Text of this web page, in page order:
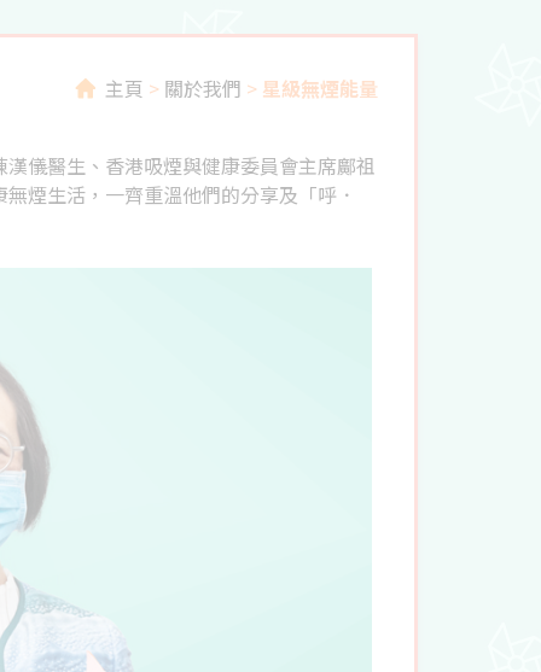
主頁 > 關於我們 > 星級無煙能量
儀醫生、香港吸煙與健康委員會主席鄺祖
煙生活，一齊重溫他們的分享及「呼．